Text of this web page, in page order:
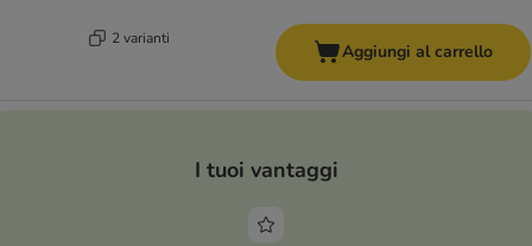
2 varianti
Aggiungi al carrello
I tuoi vantaggi